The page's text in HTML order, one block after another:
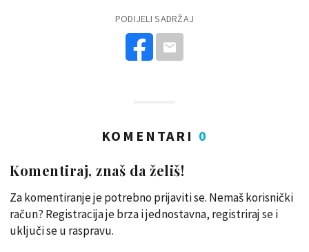
PODIJELI SADRŽAJ
KOMENTARI 0
Komentiraj, znaš da želiš!
Za komentiranje je potrebno prijaviti se. Nemaš korisnički
račun? Registracija je brza i jednostavna, registriraj se i
uključi se u raspravu.